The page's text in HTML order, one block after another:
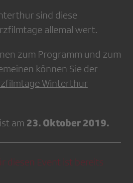
sind diese
allemal wert.
zum Programm und zum
können Sie der
Winterthur
ist am 23. Oktober 2019.
diesen Event ist bereits